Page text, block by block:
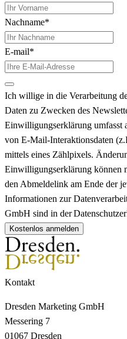
Nachname*
E-mail*
Ich willige in die Verarbeitung
Daten zu Zwecken des
Einwilligungserklärung umfasst
von E-Mail-Interaktionsdaten
mittels eines Zählpixels.
Einwilligungserklärung können
den Abmeldelink am Ende der
Informationen zur
GmbH sind in der
Kostenlos anmelden
Kontakt
Dresden Marketing GmbH
Messering 7
01067 Dresden